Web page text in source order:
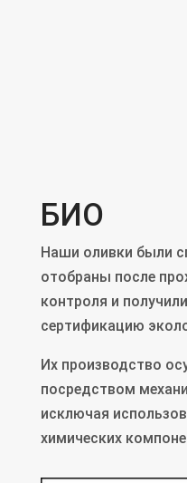
БИО
Наши оливки были
отобраны после
контроля и
сертификацию
Их производство
посредством
исключая
химических